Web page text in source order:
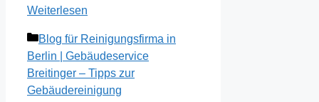
Weiterlesen
Kategorien
Blog für Reinigungsfirma in
Berlin | Gebäudeservice
Breitinger – Tipps zur
Gebäudereinigung